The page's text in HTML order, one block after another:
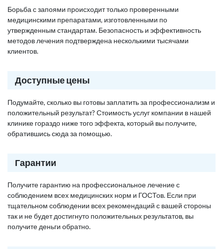
Борьба с запоями происходит только проверенными
медицинскими препаратами, изготовленными по
утвержденным стандартам. Безопасность и эффективность
методов лечения подтверждена несколькими тысячами
клиентов.
Доступные цены
Подумайте, сколько вы готовы заплатить за профессионализм и
положительный результат? Стоимость услуг компании в нашей
клинике гораздо ниже того эффекта, который вы получите,
обратившись сюда за помощью.
Гарантии
Получите гарантию на профессиональное лечение с
соблюдением всех медицинских норм и ГОСТов. Если при
тщательном соблюдении всех рекомендаций с вашей стороны
так и не будет достигнуто положительных результатов, вы
получите деньги обратно.